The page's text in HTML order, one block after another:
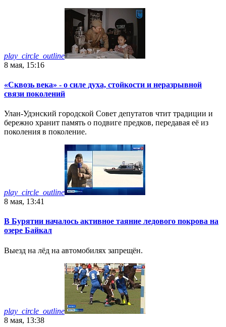
play_circle_outline
8 мая, 15:16
«Сквозь века» - о силе духа, стойкости и неразрывной
связи поколений
Улан-Удэнский городской Совет депутатов чтит традиции и
бережно хранит память о подвиге предков, передавая её из
поколения в поколение.
play_circle_outline
8 мая, 13:41
В Бурятии началось активное таяние ледового покрова на
озере Байкал
Выезд на лёд на автомобилях запрещён.
play_circle_outline
8 мая, 13:38